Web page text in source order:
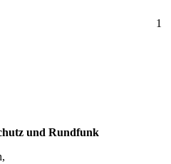
1
und Rundfunk